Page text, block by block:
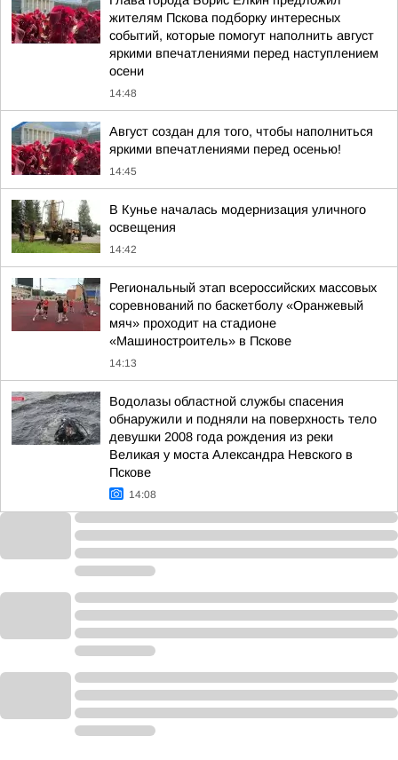
жителям Пскова подборку интересных
событий, которые помогут наполнить август
яркими впечатлениями перед наступлением
осени
14:48
Август создан для того, чтобы наполниться
яркими впечатлениями перед осенью!
14:45
В Кунье началась модернизация уличного
освещения
14:42
Региональный этап всероссийских массовых
соревнований по баскетболу «Оранжевый
мяч» проходит на стадионе
«Машиностроитель» в Пскове
14:13
Водолазы областной службы спасения
обнаружили и подняли на поверхность тело
девушки 2008 года рождения из реки
Великая у моста Александра Невского в
Пскове
14:08